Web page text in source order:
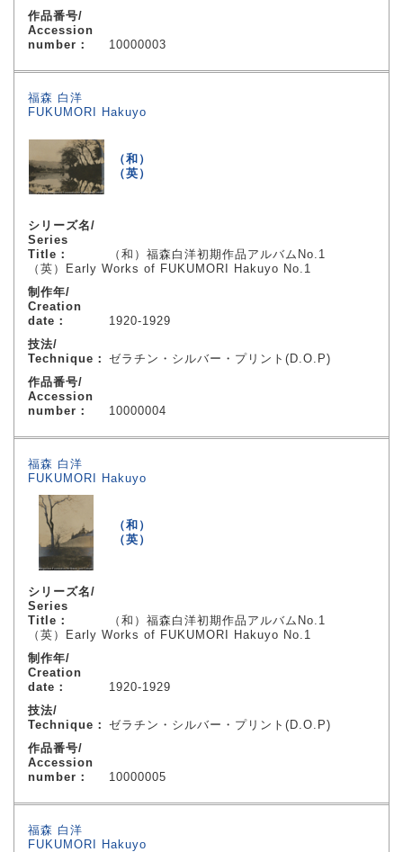
作品番号/
Accession
number：
10000003
福森 白洋
FUKUMORI Hakuyo
（和）
（英）
シリーズ名/
Series
Title：
（和）福森白洋初期作品アルバムNo.1
（英）Early Works of FUKUMORI Hakuyo No.1
制作年/
Creation
date：
1920-1929
技法/
Technique： ゼラチン・シルバー・プリント(D.O.P)
作品番号/
Accession
number：
10000004
福森 白洋
FUKUMORI Hakuyo
（和）
（英）
シリーズ名/
Series
Title：
（和）福森白洋初期作品アルバムNo.1
（英）Early Works of FUKUMORI Hakuyo No.1
制作年/
Creation
date：
1920-1929
技法/
Technique： ゼラチン・シルバー・プリント(D.O.P)
作品番号/
Accession
number：
10000005
福森 白洋
FUKUMORI Hakuyo